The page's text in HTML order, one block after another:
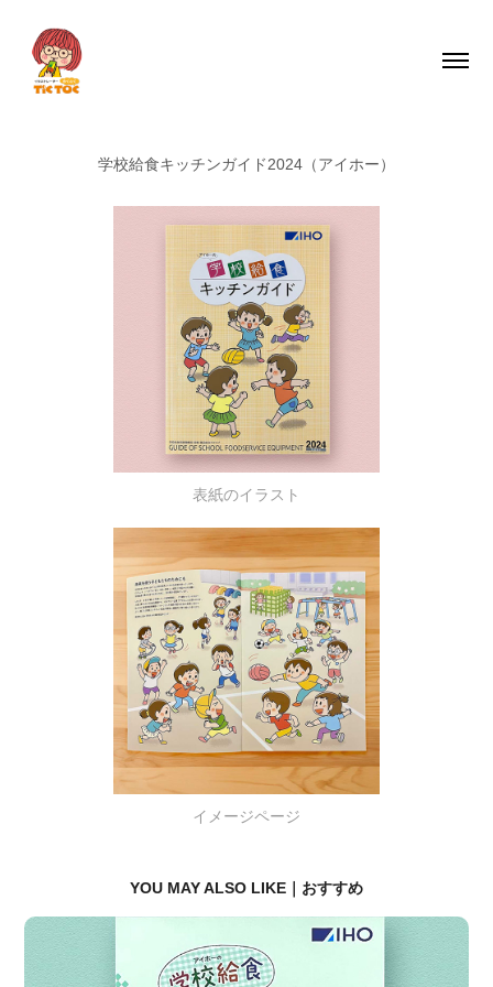
学校給食キッチンガイド2024（アイホー）
表紙のイラスト
イメージページ
YOU MAY ALSO LIKE｜おすすめ